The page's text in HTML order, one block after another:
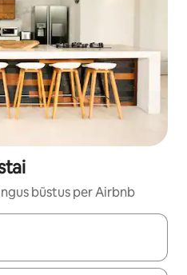
būstus per Airbnb
juos naršyti galite